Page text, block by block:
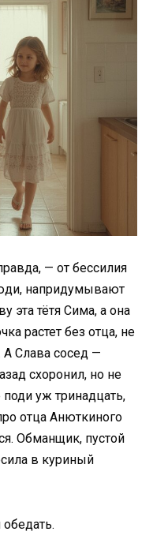
— от бессилия
напридумывают
эта тётя Сима, а она
растет без отца, не
А Слава сосед —
схоронил, но не
уж тринадцать,
отца Анюткиного
Обманщик, пустой
в куриный